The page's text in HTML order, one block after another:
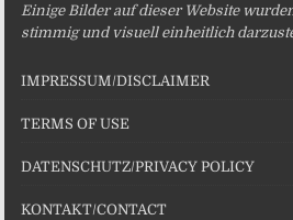
Einige Bilder auf dieser Website
stimmig und visuell einheitlich
IMPRESSUM/DISCLAIMER
TERMS OF USE
DATENSCHUTZ/PRIVACY POLICY
KONTAKT/CONTACT